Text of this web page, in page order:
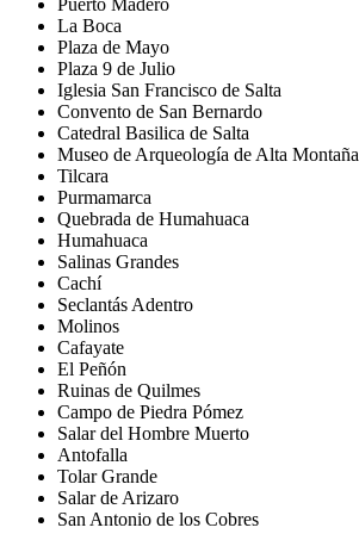
Puerto Madero
La Boca
Plaza de Mayo
Plaza 9 de Julio
Iglesia San Francisco de Salta
Convento de San Bernardo
Catedral Basilica de Salta
Museo de Arqueología de Alta Montaña
Tilcara
Purmamarca
Quebrada de Humahuaca
Humahuaca
Salinas Grandes
Cachí
Seclantás Adentro
Molinos
Cafayate
El Peñón
Ruinas de Quilmes
Campo de Piedra Pómez
Salar del Hombre Muerto
Antofalla
Tolar Grande
Salar de Arizaro
San Antonio de los Cobres